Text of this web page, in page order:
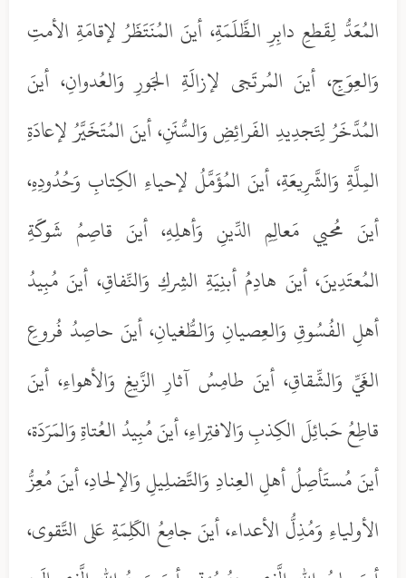
المُعَدُّ لِقَطعِ دابِرِ الظَّلَمَةِ، أينَ المُنَتَظَرُ لإقامَةِ الأمتِ
وَالعِوَجِ، أينَ المُرتَجى لإزالَةِ الجَورِ وَالعُدوانِ، أينَ
المُدَّخَرُ لِتَجدِيدِ الفَرائِضِ وَالسُّنَنِ، أينَ المُتَخَيَّرُ لإعادَةِ
المِلَّةِ وَالشَّرِيعَةِ، أينَ المُؤَمَّلُ لإحياءِ الكِتابِ وَحُدُودِهِ،
أينَ مُحيي مَعالِمِ الدِّينِ وَأهلِهِ، أينَ قاصِمُ شَوكَةِ
المُعتَدِينَ، أينَ هادِمُ أبنِيَةِ الشِركِ وَالنِّفاقِ، أينَ مُبِيدُ
أهلِ الفُسُوقِ وَالعِصيانِ وَالطُّغيانِ، أينَ حاصِدُ فُروعِ
الغَيِّ وَالشِّقاقِ، أينَ طامِسُ آثارِ الزَّيغ‌ِ وَالأهواءِ، أينَ
قاطِعُ حَبائِلَ الكِذبِ وَالافتِراءِ، أينَ مُبِيدُ العُتاةِ وَالمَرَدَة،
أينَ مُستَأصِلُ أهلِ العِنادِ وَالتَّضلِيلِ وَالإلحادِ، أينَ مُعِزُّ
الأولياءِ وَمُذِلُّ الأعداء، أينَ جامِعُ الكَلِمَةِ عَلى التَّقوى،